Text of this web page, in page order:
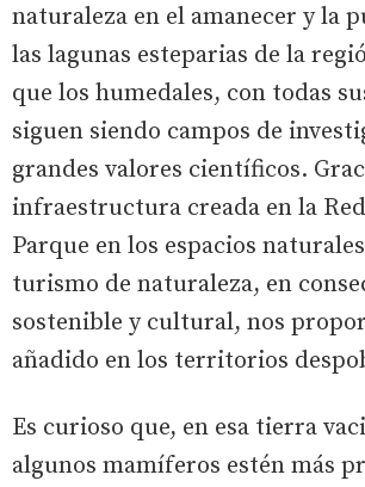
naturaleza en el amanecer y la
las lagunas esteparias de la
que los humedales, con todas
siguen siendo campos de
grandes valores científicos.
infraestructura creada en la
Parque en los espacios
turismo de naturaleza, en
sostenible y cultural, nos
añadido en los territorios
Es curioso que, en esa tierra
algunos mamíferos estén más